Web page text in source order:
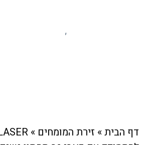
,
דף הבית» זירת המומחים »